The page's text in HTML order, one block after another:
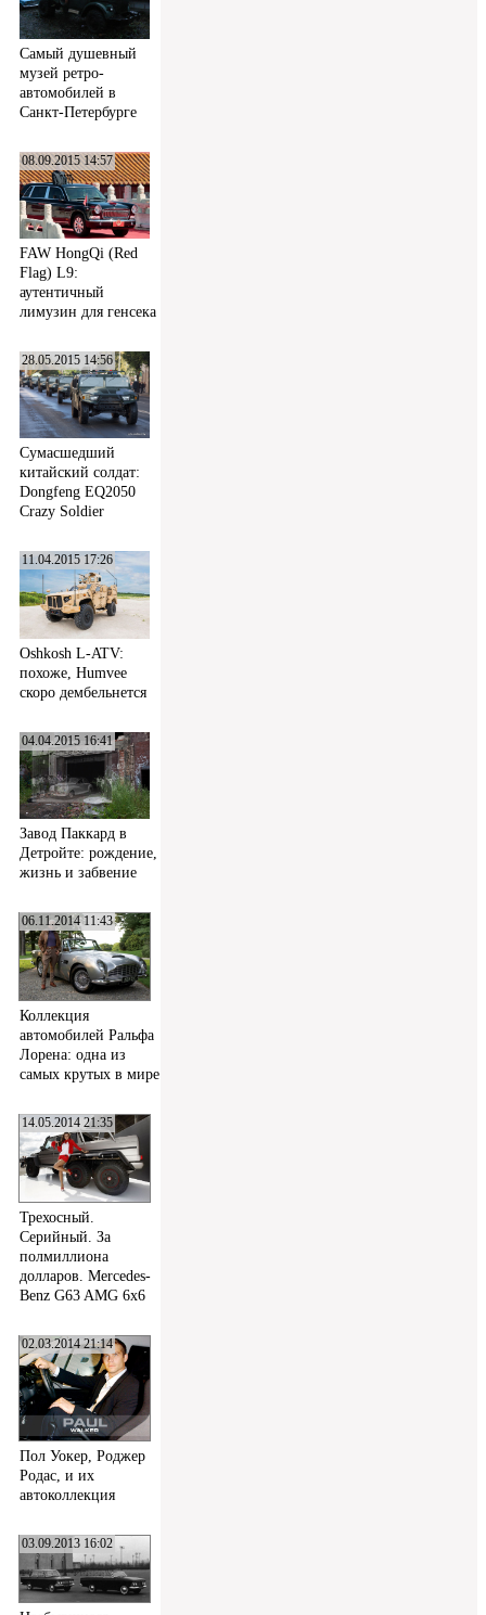
Самый душевный
музей ретро-
автомобилей в
Санкт-Петербурге
08.09.2015 14:57
FAW HongQi (Red
Flag) L9:
аутентичный
лимузин для генсека
28.05.2015 14:56
Сумасшедший
китайский солдат:
Dongfeng EQ2050
Crazy Soldier
11.04.2015 17:26
Oshkosh L-ATV:
похоже, Humvee
скоро дембельнется
04.04.2015 16:41
Завод Паккард в
Детройте: рождение,
жизнь и забвение
06.11.2014 11:43
Коллекция
автомобилей Ральфа
Лорена: одна из
самых крутых в мире
14.05.2014 21:35
Трехосный.
Серийный. За
полмиллиона
долларов. Mercedes-
Benz G63 AMG 6x6
02.03.2014 21:14
Пол Уокер, Роджер
Родас, и их
автоколлекция
03.09.2013 16:02